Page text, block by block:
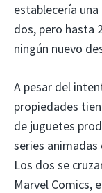
establecería
dos, pero hasta
ningún nuevo
A pesar del
propiedades
de juguetes
series
Los dos se
Marvel Comics,